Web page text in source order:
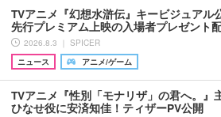
TVアニメ『幻想水滸伝』キービジュアル
先行プレミアム上映の入場者プレゼント
2026.8.3 ｜ SPICER
ニュース
アニメ/ゲーム
TVアニメ『性別「モナリザ」の君へ。』
ひなせ役に安済知佳！ティザーPV公開